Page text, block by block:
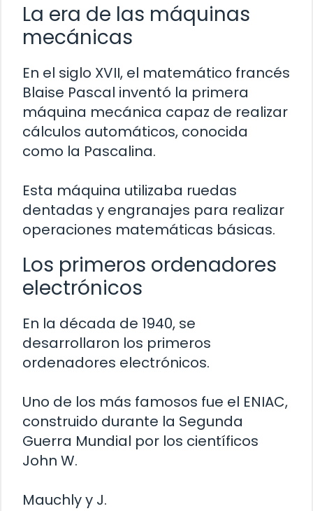
La era de las máquinas
mecánicas
En el siglo XVII, el matemático francés
Blaise Pascal inventó la primera
máquina mecánica capaz de realizar
cálculos automáticos, conocida
como la Pascalina.
Esta máquina utilizaba ruedas
dentadas y engranajes para realizar
operaciones matemáticas básicas.
Los primeros ordenadores
electrónicos
En la década de 1940, se
desarrollaron los primeros
ordenadores electrónicos.
Uno de los más famosos fue el ENIAC,
construido durante la Segunda
Guerra Mundial por los científicos
John W.
Mauchly y J.